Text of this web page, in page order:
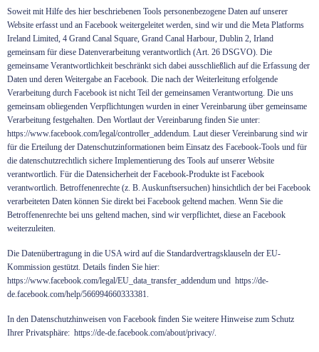
Soweit mit Hilfe des hier beschriebenen Tools personenbezogene Daten auf unserer
Website erfasst und an Facebook weitergeleitet werden, sind wir und die Meta Platforms
Ireland Limited, 4 Grand Canal Square, Grand Canal Harbour, Dublin 2, Irland
gemeinsam für diese Datenverarbeitung verantwortlich (Art. 26 DSGVO). Die
gemeinsame Verantwortlichkeit beschränkt sich dabei ausschließlich auf die Erfassung der
Daten und deren Weitergabe an Facebook. Die nach der Weiterleitung erfolgende
Verarbeitung durch Facebook ist nicht Teil der gemeinsamen Verantwortung. Die uns
gemeinsam obliegenden Verpflichtungen wurden in einer Vereinbarung über gemeinsame
Verarbeitung festgehalten. Den Wortlaut der Vereinbarung finden Sie unter:
https://www.facebook.com/legal/controller_addendum. Laut dieser Vereinbarung sind wir
für die Erteilung der Datenschutzinformationen beim Einsatz des Facebook-Tools und für
die datenschutzrechtlich sichere Implementierung des Tools auf unserer Website
verantwortlich. Für die Datensicherheit der Facebook-Produkte ist Facebook
verantwortlich. Betroffenenrechte (z. B. Auskunftsersuchen) hinsichtlich der bei Facebook
verarbeiteten Daten können Sie direkt bei Facebook geltend machen. Wenn Sie die
Betroffenenrechte bei uns geltend machen, sind wir verpflichtet, diese an Facebook
weiterzuleiten.
Die Datenübertragung in die USA wird auf die Standardvertragsklauseln der EU-
Kommission gestützt. Details finden Sie hier:
https://www.facebook.com/legal/EU_data_transfer_addendum und https://de-
de.facebook.com/help/566994660333381.
In den Datenschutzhinweisen von Facebook finden Sie weitere Hinweise zum Schutz
Ihrer Privatsphäre: https://de-de.facebook.com/about/privacy/.